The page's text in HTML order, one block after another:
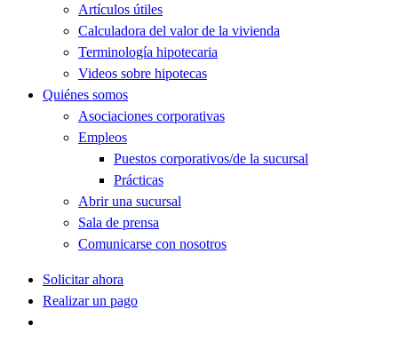
Artículos útiles
Calculadora del valor de la vivienda
Terminología hipotecaria
Videos sobre hipotecas
Quiénes somos
Asociaciones corporativas
Empleos
Puestos corporativos/de la sucursal
Prácticas
Abrir una sucursal
Sala de prensa
Comunicarse con nosotros
Solicitar ahora
Realizar un pago